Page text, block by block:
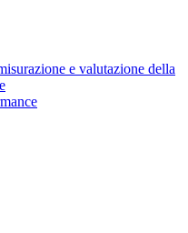
e valutazione della